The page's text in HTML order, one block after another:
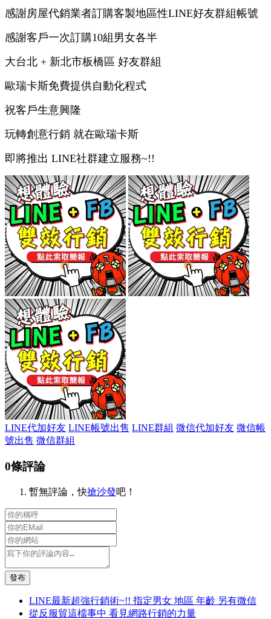
感謝房屋代銷業者訂購客製地區性LINE好友群組帳號
感謝客戶一次訂購10組男女各半
大台北 + 新北市板橋區 好友群組
歐瑞卡斯免費提供自動化程式
祝客戶生意興隆
玩轉創意行銷 就在歐瑞卡斯
即將推出 LINE社群建立服務~!!
LINE代加好友 LINE帳號出售 LINE群組 微信代加好友 微信帳
號出售 微信群組
0條評論
暫無評論，快搶沙發吧！
發布
LINE最新超強行銷術~!! 指定男女 地區 年齡 另有微信
從反服貿這檔事中 看見網路行銷的力量